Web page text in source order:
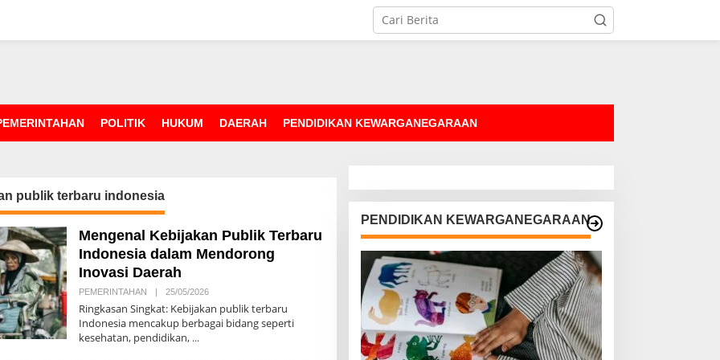
POLITIK HUKUM DAERAH PENDIDIKAN KEWARGANEGARAAN
publik terbaru indonesia
Mengenal Kebijakan Publik Terbaru
Indonesia dalam Mendorong
Inovasi Daerah
PEMERINTAHAN | 25/05/2026O
E
H
Ringkasan Singkat: Kebijakan publik terbaru
Indonesia mencakup berbagai bidang seperti
kesehatan, pendidikan,
PENDIDIKAN KEWARGANEGARAAN